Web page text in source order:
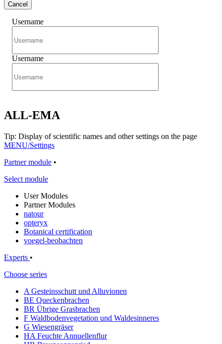
Cancel
Username
Username
ALL-EMA
Tip: Display of scientific names and other settings on the page
MENU/Settings
Partner module •
Select module
User Modules
Partner Modules
natour
opteryx
Botanical certification
voegel-beobachten
Experts •
Choose series
A Gesteinsschutt und Alluvionen
BE Queckenbrachen
BR Übrige Grasbrachen
F Waldbodenvegetation und Waldesinneres
G Wiesengräser
HA Feuchte Annuellenflur